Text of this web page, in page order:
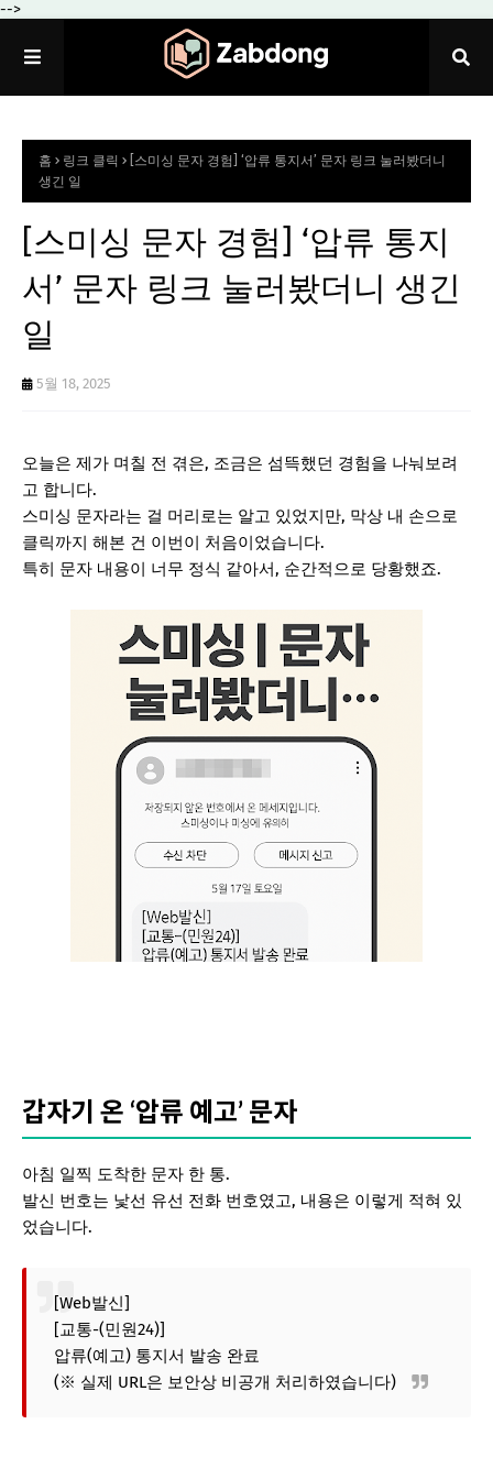
-->
홈 링크 클릭
[스미싱 문자 경험] ‘압류 통지서’ 문자 링크 눌러봤더니
생긴 일
[스미싱 문자 경험] ‘압류 통지
서’ 문자 링크 눌러봤더니 생긴
일
5월 18, 2025
오늘은 제가 며칠 전 겪은, 조금은 섬뜩했던 경험을 나눠보려
고 합니다.
스미싱 문자라는 걸 머리로는 알고 있었지만, 막상 내 손으로
클릭까지 해본 건 이번이 처음이었습니다.
특히 문자 내용이 너무 정식 같아서, 순간적으로 당황했죠.
갑자기 온 ‘압류 예고’ 문자
아침 일찍 도착한 문자 한 통.
발신 번호는 낯선 유선 전화 번호였고, 내용은 이렇게 적혀 있
었습니다.
[Web발신]
[교통-(민원24)]
압류(예고) 통지서 발송 완료
(※ 실제 URL은 보안상 비공개 처리하였습니다)